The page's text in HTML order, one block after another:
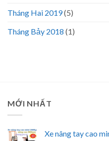
Tháng Hai 2019(5)
Tháng Bảy 2018 (1)
MỚI NHẤT
Xe nâng tay cao